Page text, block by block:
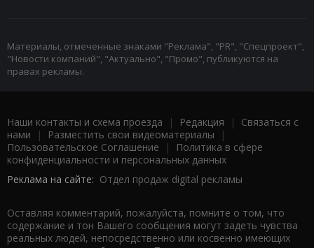
Материалы, отмеченные знаками "Реклама", "PR", "Спецпроект",
"Новости компаний", "Актуально", "Промо", публикуются на
правах рекламы.
Наши контакты и схема проезда | Редакция | Связаться с
нами | Разместить свои видеоматериалы |
Пользовательское Соглашение |
Политика в сфере
конфиденциальности и персональных данных
Реклама на сайте: Отдел продаж digital рекламы
Оставляя комментарий, пожалуйста, помните о том, что
содержание и тон Вашего сообщения могут задеть чувства
реальных людей, непосредственно или косвенно имеющих